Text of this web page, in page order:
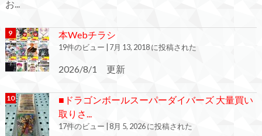
お...
本Webチラシ
19件のビュー 7月 13, 2018 に投稿された
2026/8/1 更新
■ドラゴンボールスーパーダイバーズ 大量買い
取りさ...
17件のビュー 8月 5, 2026 に投稿された